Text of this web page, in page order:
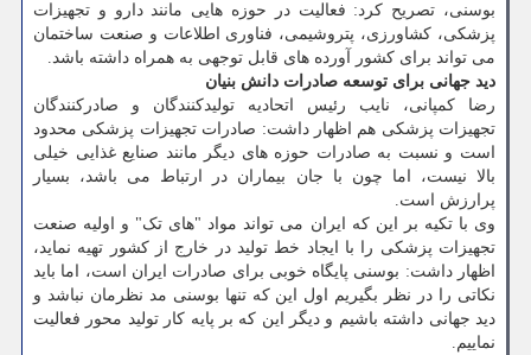
بوسنی، تصریح کرد: فعالیت در حوزه هایی مانند دارو و تجهیزات
پزشکی، کشاورزی، پتروشیمی، فناوری اطلاعات و صنعت ساختمان
می تواند برای کشور آورده های قابل توجهی به همراه داشته باشد.
دید جهانی برای توسعه صادرات دانش بنیان
رضا کمپانی، نایب رئیس اتحادیه تولیدکنندگان و صادرکنندگان
تجهیزات پزشکی هم اظهار داشت: صادرات تجهیزات پزشکی محدود
است و نسبت به صادرات حوزه های دیگر مانند صنایع غذایی خیلی
بالا نیست، اما چون با جان بیماران در ارتباط می باشد، بسیار
پرارزش است.
وی با تکیه بر این که ایران می تواند مواد "های تک" و اولیه صنعت
تجهیزات پزشکی را با ایجاد خط تولید در خارج از کشور تهیه نماید،
اظهار داشت: بوسنی پایگاه خوبی برای صادرات ایران است، اما باید
نکاتی را در نظر بگیریم اول این که تنها بوسنی مد نظرمان نباشد و
دید جهانی داشته باشیم و دیگر این که بر پایه کار تولید محور فعالیت
نماییم.